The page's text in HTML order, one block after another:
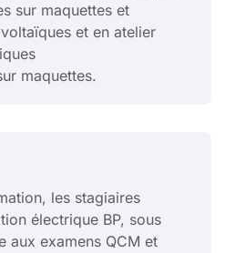
sur maquettes et
et en atelier
maquettes.
les stagiaires
électrique BP, sous
aux examens QCM et